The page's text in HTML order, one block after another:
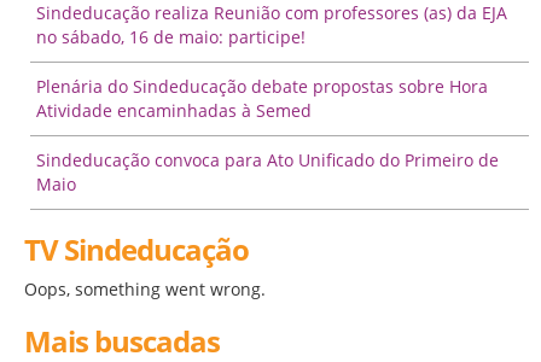
Sindeducação realiza Reunião com professores (as) da EJA
no sábado, 16 de maio: participe!
Plenária do Sindeducação debate propostas sobre Hora
Atividade encaminhadas à Semed
Sindeducação convoca para Ato Unificado do Primeiro de
Maio
TV Sindeducação
Oops, something went wrong.
Mais buscadas